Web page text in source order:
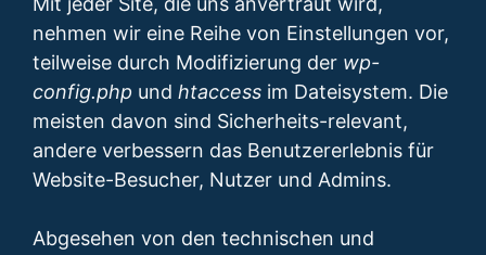
nehmen wir eine Reihe von Einstellungen vor,
teilweise durch Modifizierung der wp-
config.php und htaccess im Dateisystem. Die
meisten davon sind Sicherheits-relevant,
andere verbessern das Benutzererlebnis für
Website-Besucher, Nutzer und Admins.
Abgesehen von den technischen und